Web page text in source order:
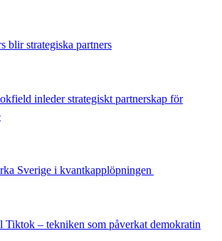
blir strategiska partners
inleder strategiskt partnerskap för
Sverige i kvantkapplöpningen
Tiktok – tekniken som påverkat demokratin